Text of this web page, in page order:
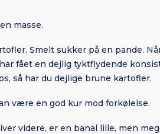
masse.
Smelt sukker på en pande.
fået en dejlig tyktflydende
så har du dejlige brune kartofler.
være en god kur mod forkølelse.
videre, er en banal lille, men